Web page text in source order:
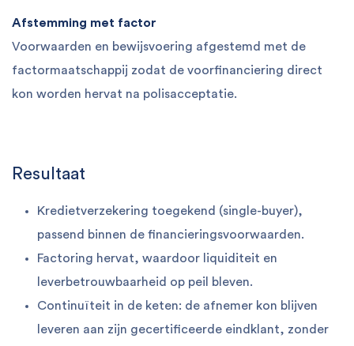
Afstemming met factor
Voorwaarden en bewijsvoering afgestemd met de
factormaatschappij zodat de voorfinanciering direct
kon worden hervat na polisacceptatie.
Resultaat
Kredietverzekering toegekend (single-buyer),
passend binnen de financieringsvoorwaarden.
Factoring hervat, waardoor liquiditeit en
leverbetrouwbaarheid op peil bleven.
Continuïteit in de keten: de afnemer kon blijven
leveren aan zijn gecertificeerde eindklant, zonder